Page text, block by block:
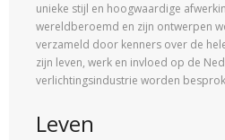
unieke stijl en hoogwaardige
wereldberoemd en zijn ontwerpen
verzameld door kenners over de
zijn leven, werk en invloed op de
verlichtingsindustrie worden
Leven